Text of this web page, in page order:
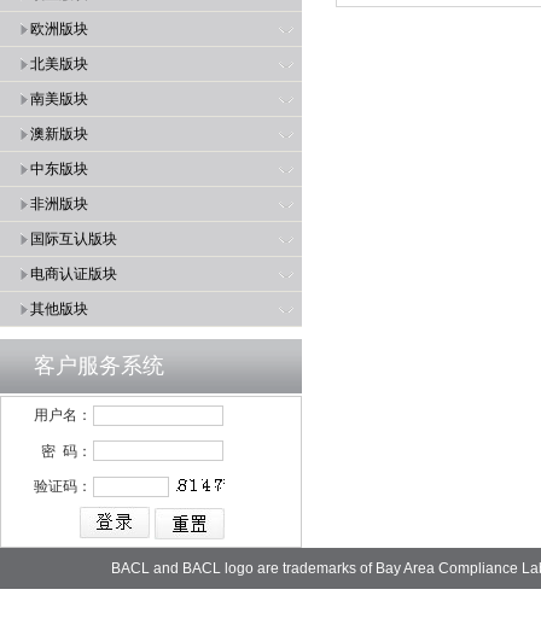
欧洲版块
北美版块
南美版块
澳新版块
中东版块
非洲版块
国际互认版块
电商认证版块
其他版块
客户服务系统
用户名：
密 码：
验证码：
BACL and BACL logo are trademarks of Bay Area